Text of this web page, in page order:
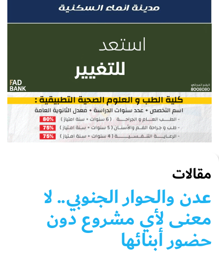
مقالات
عدن والحوار الجنوبي.. لا
معنى لأي مشروع دون
حضور أبنائها